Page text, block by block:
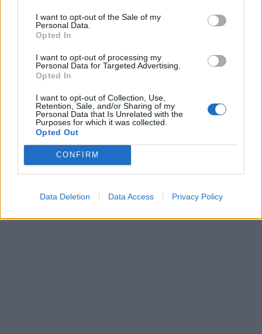
I want to opt-out of the Sale of my
Personal Data.
Opted In
I want to opt-out of processing my
Personal Data for Targeted Advertising.
Opted In
I want to opt-out of Collection, Use,
Retention, Sale, and/or Sharing of my
Personal Data that Is Unrelated with the
Purposes for which it was collected.
Opted Out
CONFIRM
Data Deletion Data Access Privacy Policy